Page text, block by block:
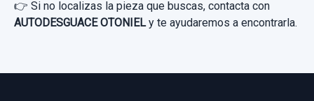
usado.
👉 Si no localizas la pieza que buscas, contacta con
AUTODESGUACE OTONIELy te ayudaremos a encontrarla.